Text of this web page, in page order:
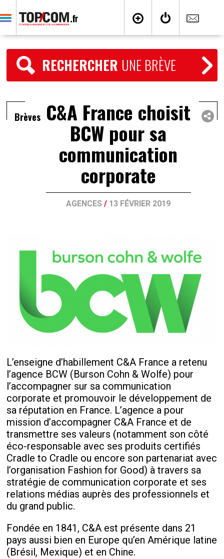
RECHERCHER UNE BRÈVE
Brèves C&A France choisit
BCW pour sa
communication
corporate
AGENCES / 13 FÉVRIER 2019
L’enseigne d’habillement C&A France a retenu
l’agence BCW (Burson Cohn & Wolfe) pour
l’accompagner sur sa communication
corporate et promouvoir le développement de
sa réputation en France. L’agence a pour
mission d’accompagner C&A France et de
transmettre ses valeurs (notamment son côté
éco-responsable avec ses produits certifiés
Cradle to Cradle ou encore son partenariat avec
l’organisation Fashion for Good) à travers sa
stratégie de communication corporate et ses
relations médias auprès des professionnels et
du grand public.
Fondée en 1841, C&A est présente dans 21
pays aussi bien en Europe qu’en Amérique latine
(Brésil, Mexique) et en Chine.